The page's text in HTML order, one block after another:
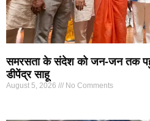
समरसता के संदेश को जन-जन तक
डीपेंद्र साहू
August 5, 2026 No Comments